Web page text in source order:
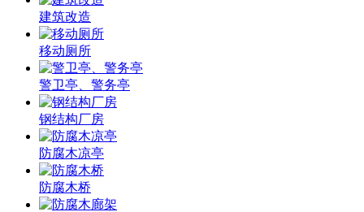
建筑改造
移动厕所
警卫亭、警务亭
钢结构厂房
防腐木凉亭
防腐木桥